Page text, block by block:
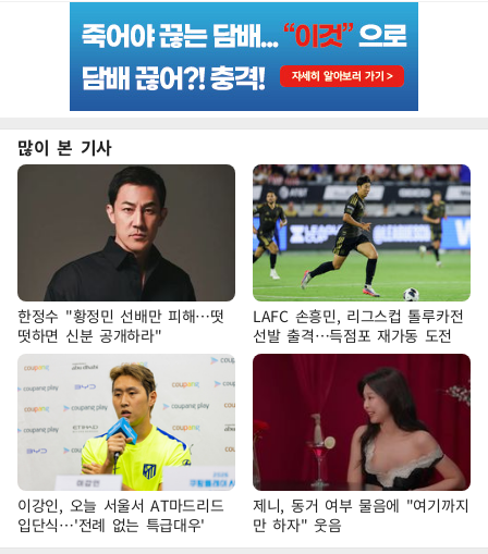
많이 본 기사
한정수 "황정민 선배만 피해…떳
떳하면 신분 공개하라"
LAFC 손흥민, 리그스컵 톨루카전
선발 출격…득점포 재가동 도전
이강인, 오늘 서울서 AT마드리드
입단식…'전례 없는 특급대우'
제니, 동거 여부 물음에 "여기까지
만 하자" 웃음